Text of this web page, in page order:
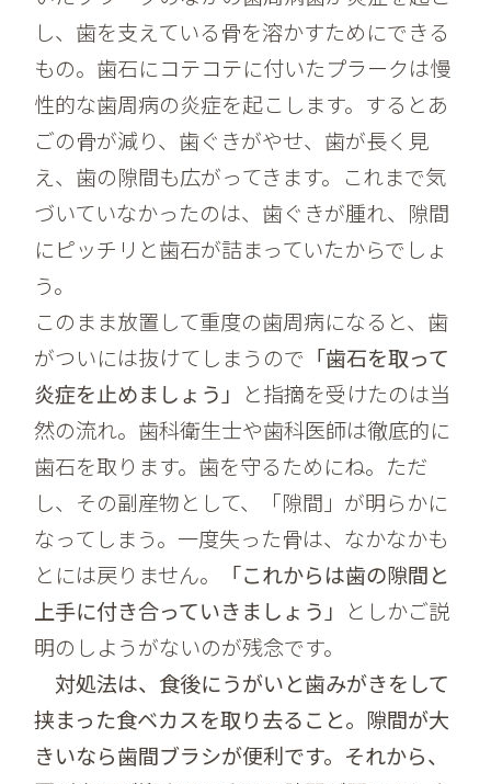
し、歯を支えている骨を溶かすためにできる
もの。歯石にコテコテに付いたプラークは慢
性的な歯周病の炎症を起こします。するとあ
ごの骨が減り、歯ぐきがやせ、歯が長く見
え、歯の隙間も広がってきます。これまで気
づいていなかったのは、歯ぐきが腫れ、隙間
にピッチリと歯石が詰まっていたからでしょ
う。
このまま放置して重度の歯周病になると、歯
がついには抜けてしまうので 「歯石を取って
炎症を止めましょう」 と指摘を受けたのは当
然の流れ。歯科衛生士や歯科医師は徹底的に
歯石を取ります。歯を守るためにね。ただ
し、その副産物として、「隙間」が明らかに
なってしまう。一度失った骨は、なかなかも
とには戻りません。
「これからは歯の隙間と
上手に付き合っていきましょう」 としかご説
明のしようがないのが残念です。
対処法は、食後にうがいと歯みがきをして
挟まった食ベカスを取り去ること。隙間が大
きいなら歯間ブラシが便利です。それから、